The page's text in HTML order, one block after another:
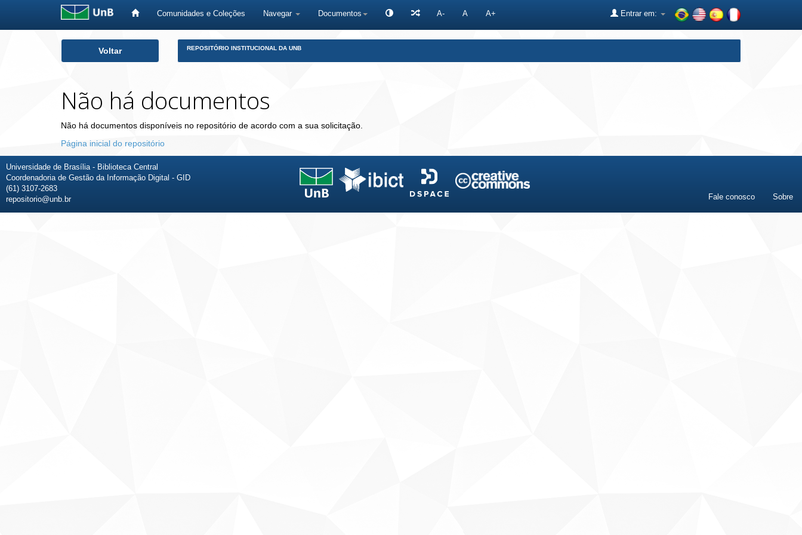
Comunidades e Coleções Navegar Documentos A- A A+ Entrar em:
Voltar REPOSITÓRIO INSTITUCIONAL DA UNB
Não há documentos
Não há documentos disponíveis no repositório de acordo com a sua solicitação.
Página inicial do repositório
Universidade de Brasília - Biblioteca Central
Coordenadoria de Gestão da Informação Digital - GID
(61) 3107-2683
repositorio@unb.br
Fale conosco Sobre